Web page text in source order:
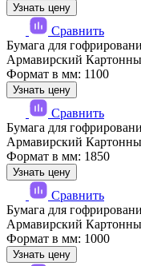
Узнать цену
Сравнить
Бумага для
Армавирский
Формат в мм: 1100
Узнать цену
Сравнить
Бумага для
Армавирский
Формат в мм: 1850
Узнать цену
Сравнить
Бумага для
Армавирский
Формат в мм: 1000
Узнать цену